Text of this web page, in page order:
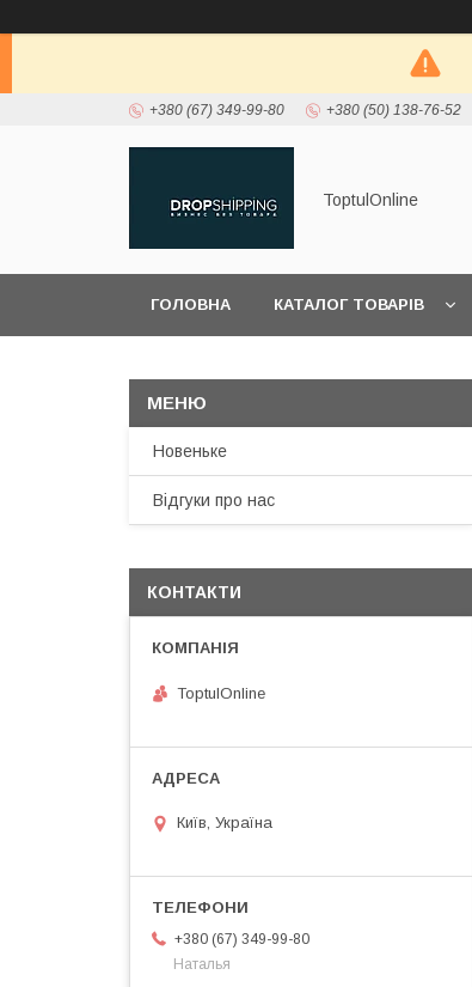
+380 (67) 349-99-80 +380 (50) 138-76-52
ToptulOnline
ГОЛОВНА КАТАЛОГ ТОВАРІВ
Новеньке
Відгуки про нас
КОНТАКТИ
ToptulOnline
Київ, Україна
+380 (67) 349-99-80
Наталья